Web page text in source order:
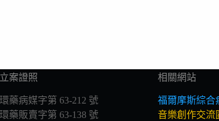
立案證照
環藥病媒字第 63-212 號
環藥販賣字第 63-138 號
相關網站
福爾摩斯綜合
音樂創作交流